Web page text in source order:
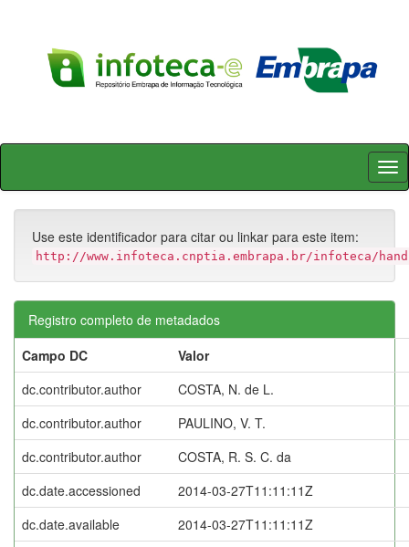
Skip
Use este identificador para citar ou linkar para este item:
http://www.infoteca.cnptia.embrapa.br/infoteca/
Registro completo de metadados
Campo DC
Valor
dc.contributor.author
COSTA, N. de L.
dc.contributor.author
PAULINO, V. T.
dc.contributor.author
COSTA, R. S. C. da
dc.date.accessioned
2014-03-27T11:11:11Z
dc.date.available
2014-03-27T11:11:11Z